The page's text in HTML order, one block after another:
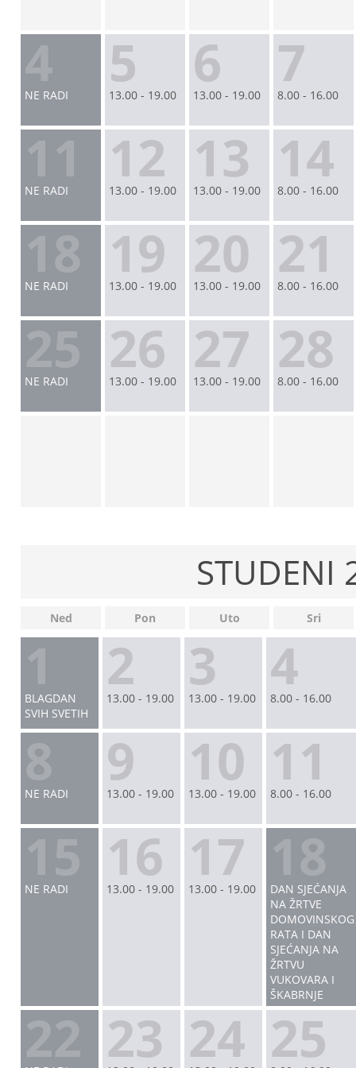
NE RADI 5
13.00 - 19.00 6
13.00 - 19.00 7
8.00 - 16.00
NE RADI 12
13.00 - 19.00 13
13.00 - 19.00 14
8.00 - 16.00
NE RADI 19
13.00 - 19.00 20
13.00 - 19.00 21
8.00 - 16.00
NE RADI 26
13.00 - 19.00 27
13.00 - 19.00 28
8.00 - 16.00
STUDENI
Ned Pon Uto Sri
BLAGDAN
SVIH SVETIH
2
13.00 - 19.00 3
13.00 - 19.00 4
8.00 - 16.00
NE RADI 9
13.00 - 19.00 10
13.00 - 19.00 11
8.00 - 16.00
NE RADI 16
13.00 - 19.00 17
13.00 - 19.00
DAN SJEĆANJA
NA ŽRTVE
DOMOVINSKOG
RATA I DAN
SJEĆANJA NA
ŽRTVU
VUKOVARA I
ŠKABRNJE
23 24 25